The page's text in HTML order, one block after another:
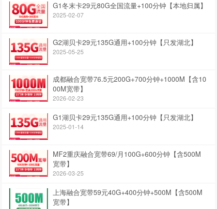
G1冬末卡29元80G全国流量+100分钟【本地归属】
2025-02-07
G2湖贝卡29元135G通用+100分钟【只发湖北】
2025-05-25
成都融合宽带76.5元200G+700分钟+1000M【含10
00M宽带】
2026-02-23
G1湖贝卡29元135G通用+100分钟【只发湖北】
2025-01-14
MF2重庆融合宽带69/月100G+600分钟【含500M
宽带】
2026-03-25
上海融合宽带59元40G+400分钟+500M【含500M
宽带】